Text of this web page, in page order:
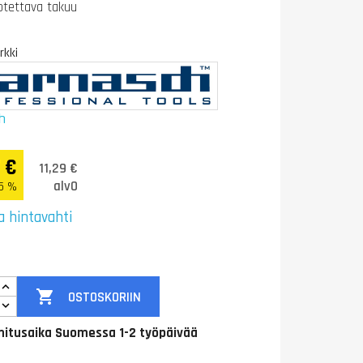
takuu
€
%
11,29 €
alv0
hintavahti
 OSTOSKORIIN
Suomessa 1-2 työpäivää